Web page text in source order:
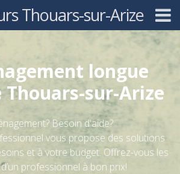
Thouars-sur-Arize
longue
sur-Arize
Besoin d'aide?
vous propose des solutions
et à votre budget. Offrez-vous les
professionnel à bon prix!